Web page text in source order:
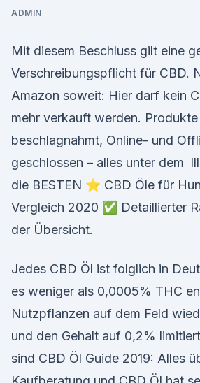
ADMIN
Mit diesem Beschluss gilt eine
Verschreibungspflicht für CBD.
Amazon soweit: Hier darf kein
mehr verkauft werden.
beschlagnahmt, Online- und
geschlossen – alles unter dem
die BESTEN ⭐ CBD Öle für
Vergleich 2020 ✅ Detaillierter
der Übersicht.
Jedes CBD Öl ist folglich in
es weniger als 0,0005% THC
Nutzpflanzen auf dem Feld
und den Gehalt auf 0,2%
sind CBD Öl Guide 2019: Alles